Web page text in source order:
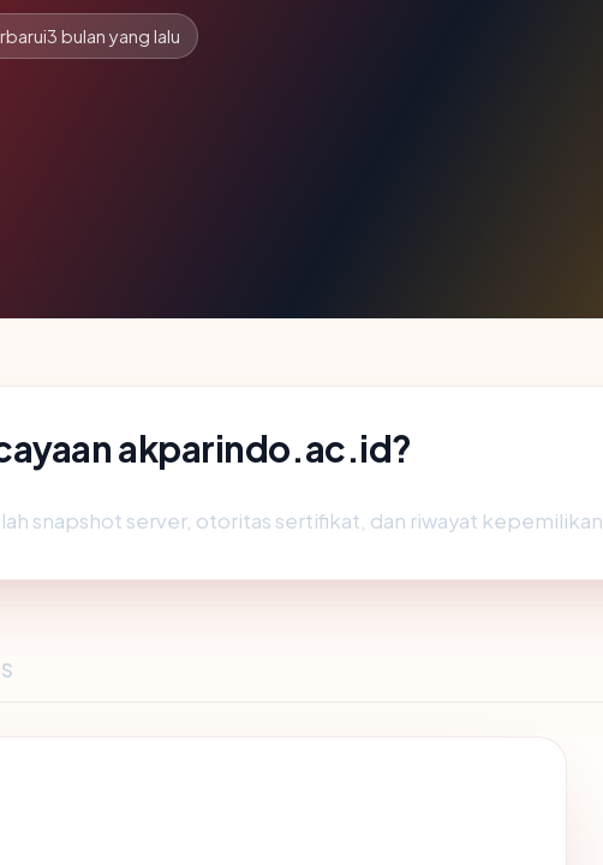
3 bulan yang lalu
akparindo.ac.id?
snapshot server, otoritas sertifikat, dan riwayat kepemilikan.